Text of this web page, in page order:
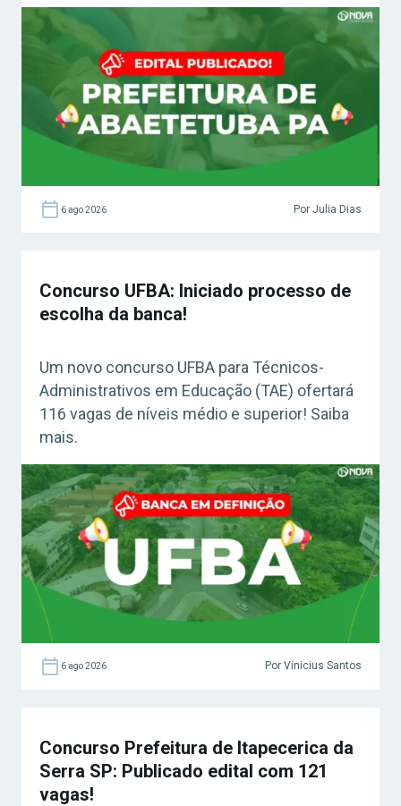
6 ago 2026 Por Julia Dias
Concurso UFBA: Iniciado processo de
escolha da banca!
Um novo concurso UFBA para Técnicos-
Administrativos em Educação (TAE) ofertará
116 vagas de níveis médio e superior! Saiba
mais.
6 ago 2026 Por Vinicius Santos
Concurso Prefeitura de Itapecerica da
Serra SP: Publicado edital com 121
vagas!